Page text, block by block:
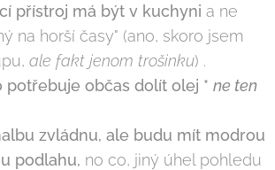
přístroj má být v kuchyni a ne
na horší časy" (ano, skoro jsem
ale fakt jenom trošinku) .
potřebuje občas dolít olej * ne ten
zvládnu, ale budu mít modrou
podlahu, no co, jiný úhel pohledu